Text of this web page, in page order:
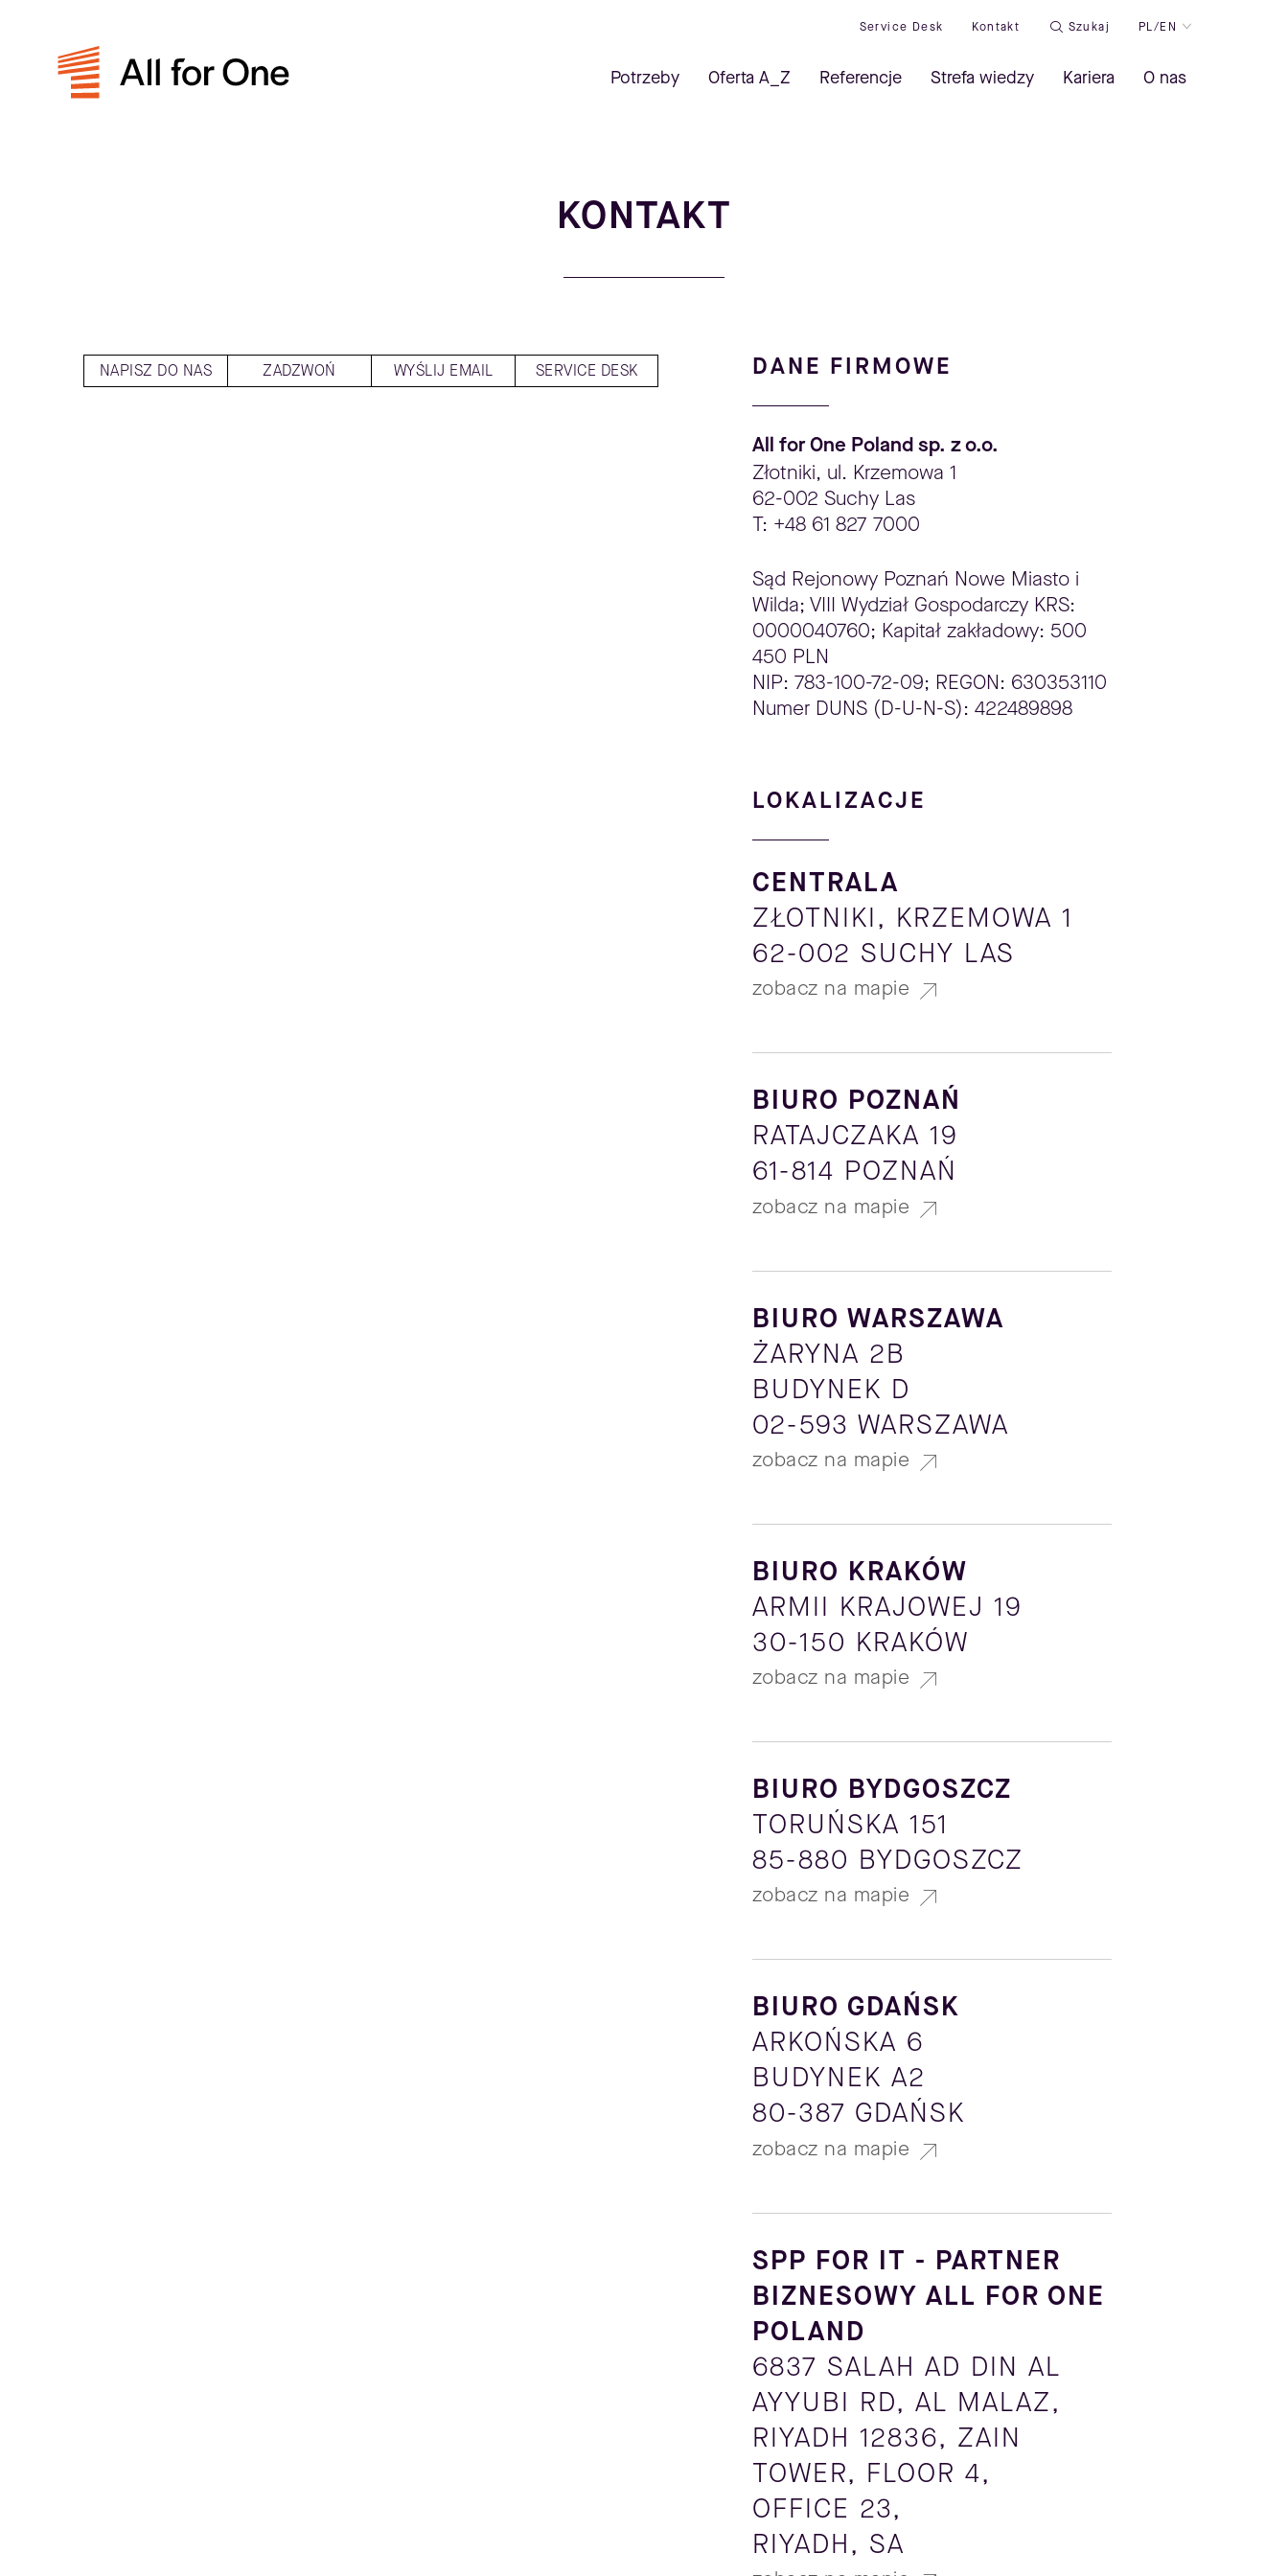
Service Desk Kontakt Szukaj PL/EN
Potrzeby Oferta A_Z Referencje Strefa wiedzy Kariera O nas
KONTAKT
NAPISZ DO NAS ZADZWOŃ WYŚLIJ EMAIL SERVICE DESK DANE FIRMOWE
All for One Poland sp. z o.o.
Złotniki, ul. Krzemowa 1
62-002 Suchy Las
T: +48 61 827 7000
Sąd Rejonowy Poznań Nowe Miasto i
Wilda; VIII Wydział Gospodarczy KRS:
0000040760; Kapitał zakładowy: 500
450 PLN
NIP: 783-100-72-09; REGON: 630353110
Numer DUNS (D-U-N-S): 422489898
LOKALIZACJE
CENTRALA
ZŁOTNIKI, KRZEMOWA 1
62-002 SUCHY LAS
zobacz na mapie
BIURO POZNAŃ
RATAJCZAKA 19
61-814 POZNAŃ
zobacz na mapie
BIURO WARSZAWA
ŻARYNA 2B
BUDYNEK D
02-593 WARSZAWA
zobacz na mapie
BIURO KRAKÓW
ARMII KRAJOWEJ 19
30-150 KRAKÓW
zobacz na mapie
BIURO BYDGOSZCZ
TORUŃSKA 151
85-880 BYDGOSZCZ
zobacz na mapie
BIURO GDAŃSK
ARKOŃSKA 6
BUDYNEK A2
80-387 GDAŃSK
zobacz na mapie
SPP FOR IT - PARTNER
BIZNESOWY ALL FOR ONE
POLAND
6837 SALAH AD DIN AL
AYYUBI RD, AL MALAZ,
RIYADH 12836, ZAIN
TOWER, FLOOR 4,
OFFICE 23,
RIYADH, SA